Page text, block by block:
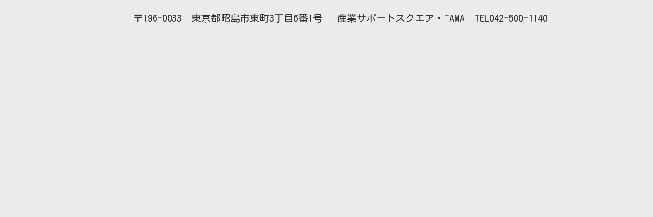
196-0033 東京都昭島市東町3丁目6番1号 産業サポートスクエア・TAMA 042-500-1140